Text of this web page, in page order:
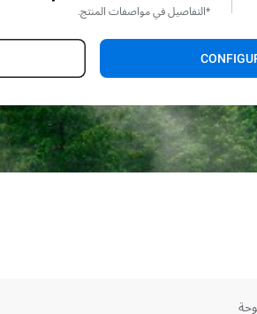
*التفاصيل في مواصفات المنتج.